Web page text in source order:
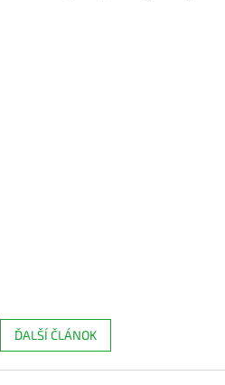
ĎALŠÍ ČLÁNOK